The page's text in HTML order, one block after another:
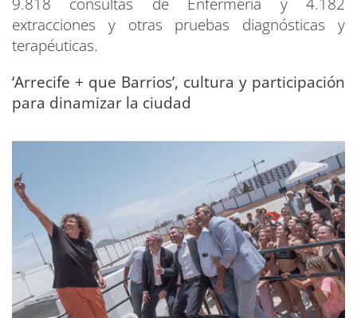
extracciones y otras pruebas diagnósticas y
terapéuticas.
‘Arrecife + que Barrios’, cultura y participación
para dinamizar la ciudad